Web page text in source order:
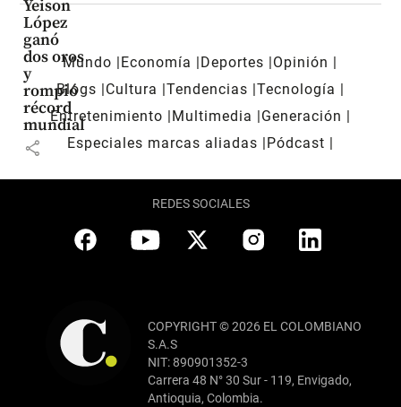
Yeison
López
ganó
dos oros
y
rompió
récord
mundial
share
Mundo Economía Deportes
Opinión
Blogs
Cultura Tendencias Tecnología
Entretenimiento
Multimedia
Generación
Especiales marcas aliadas
Pódcast
REDES SOCIALES
COPYRIGHT © 2026 EL COLOMBIANO
S.A.S
NIT: 890901352-3
Carrera 48 N° 30 Sur - 119, Envigado,
Antioquia, Colombia.